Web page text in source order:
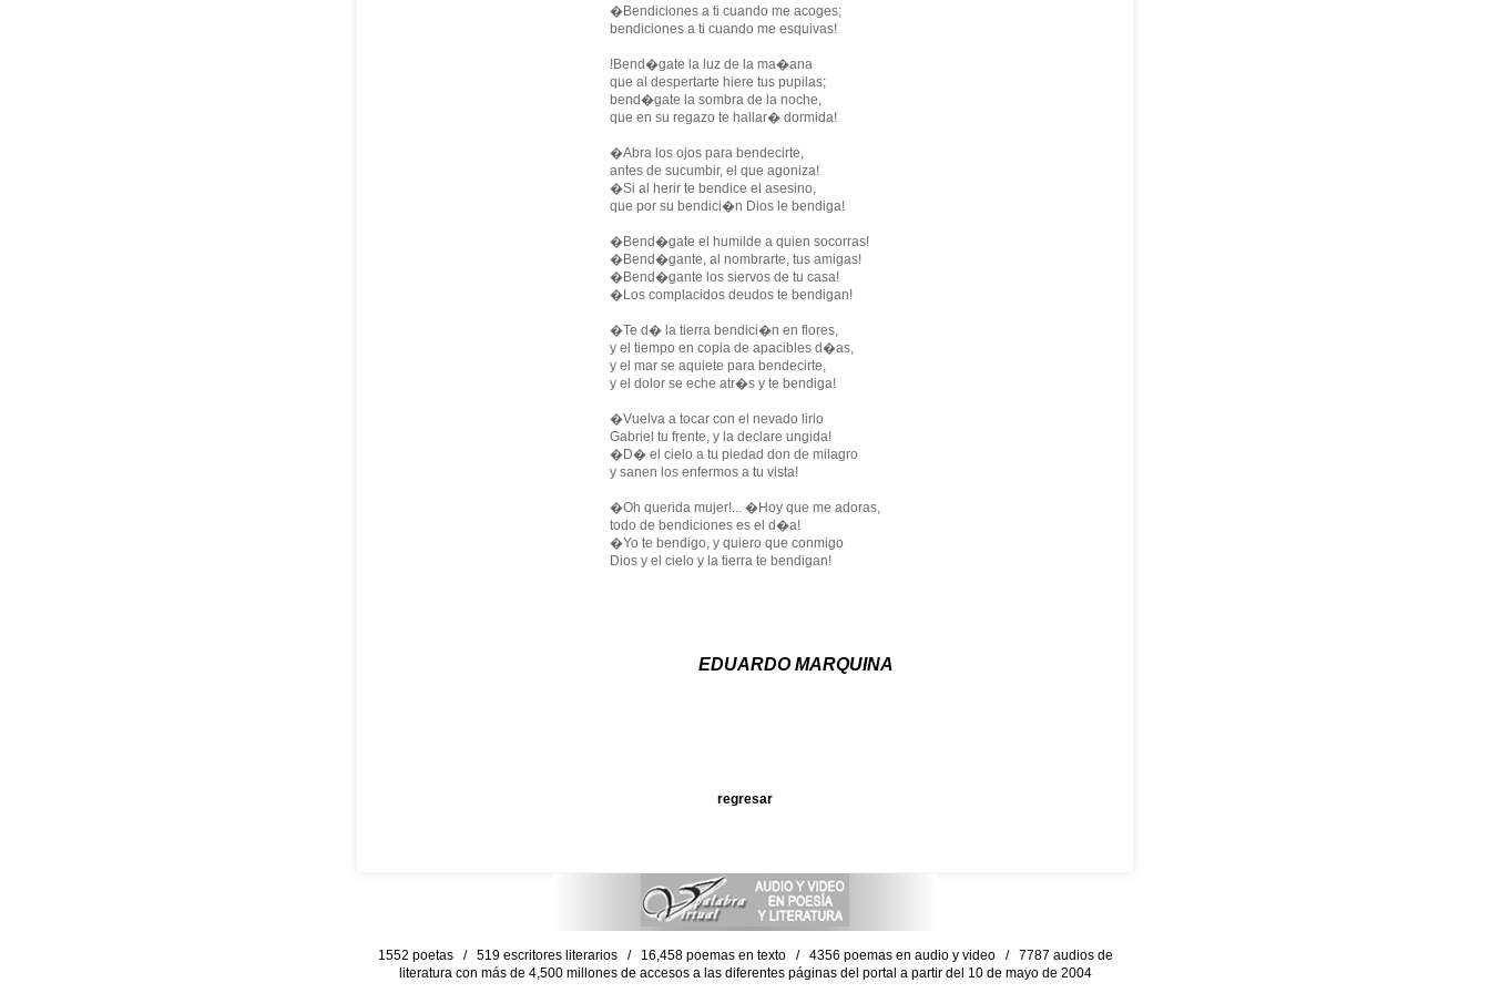
�Bendiciones a ti cuando me acoges;
bendiciones a ti cuando me esquivas!
!Bend�gate la luz de la ma�ana
que al despertarte hiere tus pupilas;
bend�gate la sombra de la noche,
que en su regazo te hallar� dormida!
�Abra los ojos para bendecirte,
antes de sucumbir, el que agoniza!
�Si al herir te bendice el asesino,
que por su bendici�n Dios le bendiga!
�Bend�gate el humilde a quien socorras!
�Bend�gante, al nombrarte, tus amigas!
�Bend�gante los siervos de tu casa!
�Los complacidos deudos te bendigan!
�Te d� la tierra bendici�n en flores,
y el tiempo en copia de apacibles d�as,
y el mar se aquiete para bendecirte,
y el dolor se eche atr�s y te bendiga!
�Vuelva a tocar con el nevado lirio
Gabriel tu frente, y la declare ungida!
�D� el cielo a tu piedad don de milagro
y sanen los enfermos a tu vista!
�Oh querida mujer!... �Hoy que me adoras,
todo de bendiciones es el d�a!
�Yo te bendigo, y quiero que conmigo
Dios y el cielo y la tierra te bendigan!
EDUARDO MARQUINA
regresar
1552 poetas / 519 escritores literarios / 16,458 poemas en texto / 4356 poemas en audio y video / 7787 audios de
literatura con más de 4,500 millones de accesos a las diferentes páginas del portal a partir del 10 de mayo de 2004